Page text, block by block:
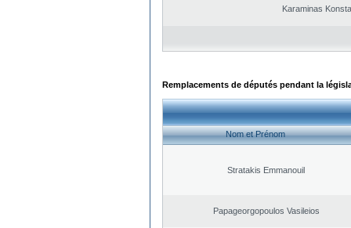
Karaminas
Remplacements de députés pendant la
Nom et Prénom
Stratakis Emmanouil
Papageorgopoulos Vasileios